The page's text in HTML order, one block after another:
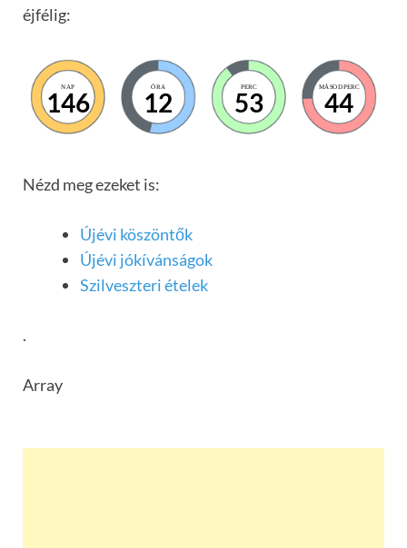
éjfélig:
NAP
146
ÓRA
12
PERC
53
MÁSODPERC
43
Nézd meg ezeket is:
Újévi köszöntők
Újévi jókívánságok
Szilveszteri ételek
.
Array